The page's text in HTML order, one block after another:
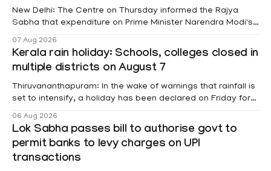
New Delhi: The Centre on Thursday informed the Rajya
Sabha that expenditure on Prime Minister Narendra Modi's
information was provided by Minister of State for External
Affairs Pabitra Margherita in a written reply to questions
raised
07 Aug 2026
Kerala rain holiday: Schools, colleges closed in
multiple districts on August 7
Thiruvananthapuram: In the wake of warnings that rainfall is
set to intensify, a holiday has been declared on Friday for
Kottayam, Wayanad and Kasaragod districts. Meanwhile, a
red alert remains in place on Thursday for Kottayam,
Pathanamtitta and Idukki districts. Following a red alert on
06 Aug 2026
Lok Sabha passes bill to authorise govt to
permit banks to levy charges on UPI
transactions